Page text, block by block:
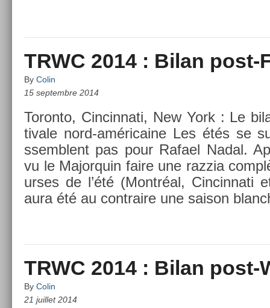
TRWC 2014 : Bilan post-
By Colin
15 septembre 2014
Toron­to, Cin­cinnati, New York : Le
tivale nord-américaine Les étés se
ssemblent pas pour Rafael Nadal.
vu le Major­quin faire une raz­zia
ur­ses de l’été (Montréal, Cin­cinnati
aura été au contra­ire une saison
TRWC 2014 : Bilan post-
By Colin
21 juillet 2014